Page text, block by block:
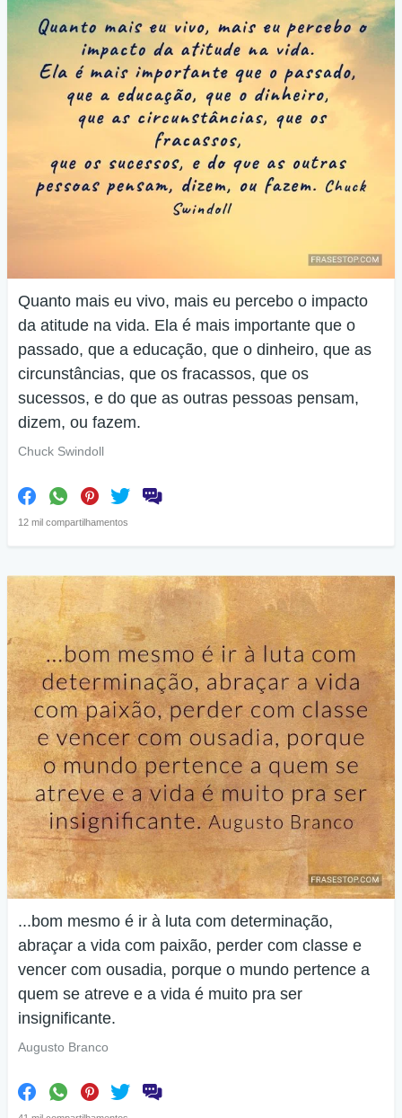
Quanto mais eu vivo, mais eu percebo o impacto
da atitude na vida. Ela é mais importante que o
passado, que a educação, que o dinheiro, que as
circunstâncias, que os fracassos, que os
sucessos, e do que as outras pessoas pensam,
dizem, ou fazem.
Chuck Swindoll
12 mil compartilhamentos
...bom mesmo é ir à luta com determinação,
abraçar a vida com paixão, perder com classe e
vencer com ousadia, porque o mundo pertence a
quem se atreve e a vida é muito pra ser
insignificante.
Augusto Branco